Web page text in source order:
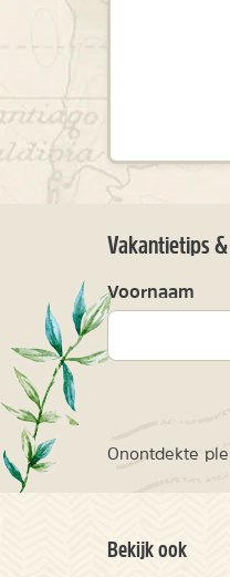
Vakantietips
Voornaam
Onontdekte
Bekijk ook